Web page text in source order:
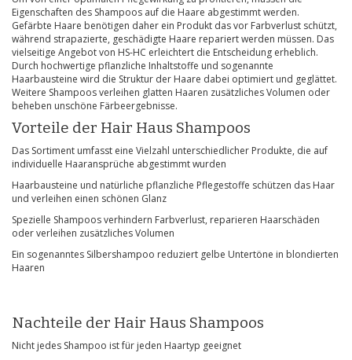
Eigenschaften des Shampoos auf die Haare abgestimmt werden.
Gefärbte Haare benötigen daher ein Produkt das vor Farbverlust schützt,
während strapazierte, geschädigte Haare repariert werden müssen. Das
vielseitige Angebot von HS-HC erleichtert die Entscheidung erheblich.
Durch hochwertige pflanzliche Inhaltstoffe und sogenannte
Haarbausteine wird die Struktur der Haare dabei optimiert und geglättet.
Weitere Shampoos verleihen glatten Haaren zusätzliches Volumen oder
beheben unschöne Färbeergebnisse.
Vorteile der Hair Haus Shampoos
Das Sortiment umfasst eine Vielzahl unterschiedlicher Produkte, die auf
individuelle Haaransprüche abgestimmt wurden
Haarbausteine und natürliche pflanzliche Pflegestoffe schützen das Haar
und verleihen einen schönen Glanz
Spezielle Shampoos verhindern Farbverlust, reparieren Haarschäden
oder verleihen zusätzliches Volumen
Ein sogenanntes Silbershampoo reduziert gelbe Untertöne in blondierten
Haaren
Nachteile der Hair Haus Shampoos
Nicht jedes Shampoo ist für jeden Haartyp geeignet